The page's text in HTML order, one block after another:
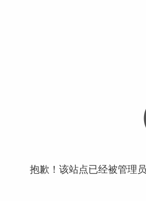
抱歉！该站点已经被管理